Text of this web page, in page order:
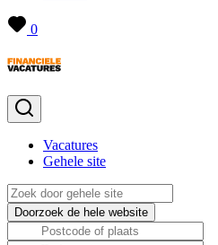
0
Vacatures
Gehele site